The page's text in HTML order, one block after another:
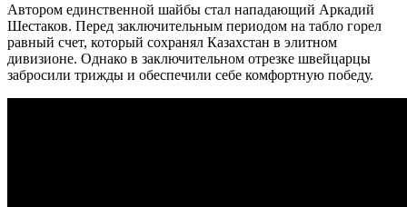
Автором единственной шайбы стал нападающий Аркадий
Шестаков. Перед заключительным периодом на табло горел
равный счет, который сохранял Казахстан в элитном
дивизионе. Однако в заключительном отрезке швейцарцы
забросили трижды и обеспечили себе комфортную победу.